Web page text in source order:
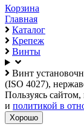
Корзина
Главная
Каталог
Крепеж
Винты
Винт
(ISO 4027),
Пользуясь
и политикой в
Хорошо